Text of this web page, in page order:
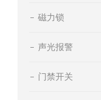
磁力锁
声光报警
门禁开关